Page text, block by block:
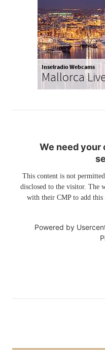
Inselradio Webcams
Mallorca
We need your
This content is not
disclosed to the visitor. The
with their CMP to add
Powered by